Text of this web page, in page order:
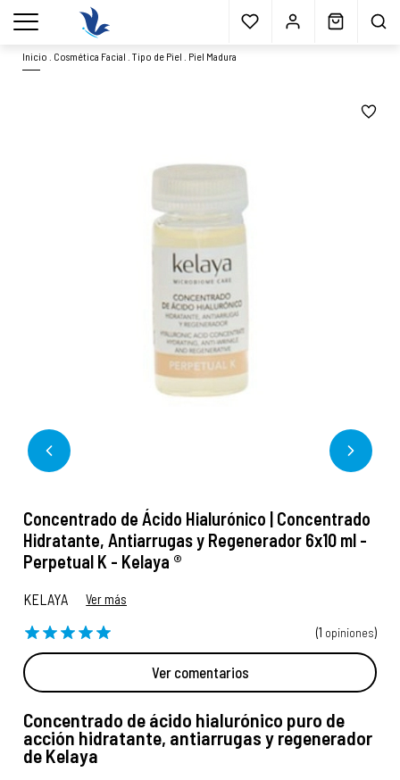
Envío gratisa partir 40€* Muestras gratis Blog
menu
Inicio Cosmética Facial .Tipo de Piel Piel Madura
Concentrado de Ácido Hialurónico | Concentrado
Hidratante, Antiarrugas y Regenerador 6x10 ml -
Perpetual K - Kelaya ®
KELAYA Ver más
(1 opiniones)
Ver comentarios
Concentrado de ácido hialurónico puro de
acción hidratante, antiarrugas y regenerador
de Kelaya